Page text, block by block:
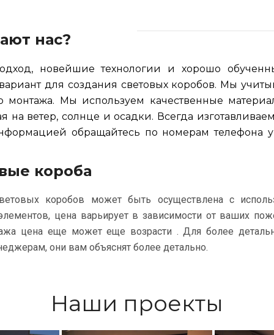
нас?
новейшие технологии и хорошо
для создания световых коробов. Мы
монтажа. Мы используем качественные
на ветер, солнце и осадки. Всегда
обращайтесь по номерам телефона
короба
коробов может быть осуществлена с
цена варьирует в зависимости от ваших
цена еще может еще возрасти . Для более
они вам объяснят более детально.
Наши проекты